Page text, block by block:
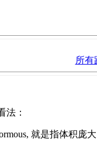
所有
法：
就是指体积